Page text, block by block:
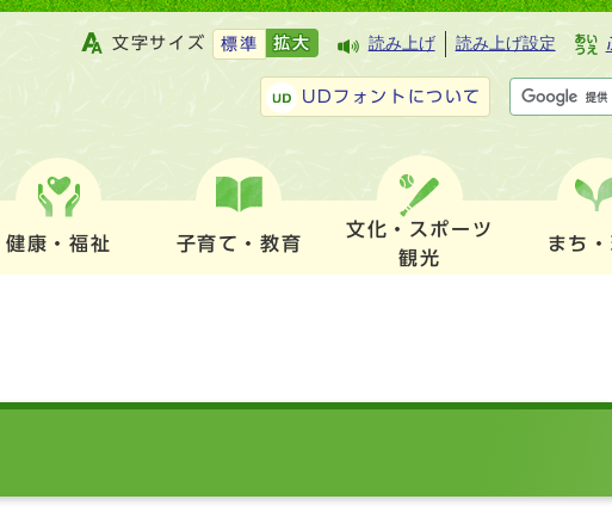
文字サイズ 標準 拡大 読み上げ 読み上げ設定
UDフォントについて
健康・福祉 子育て・教育
文化・スポーツ
観光
まち